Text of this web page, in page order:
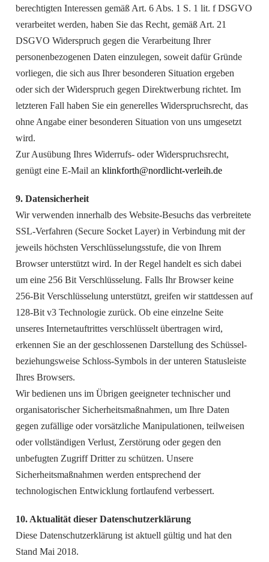
berechtigten Interessen gemäß Art. 6 Abs. 1 S. 1 lit. f DSGVO
verarbeitet werden, haben Sie das Recht, gemäß Art. 21
DSGVO Widerspruch gegen die Verarbeitung Ihrer
personenbezogenen Daten einzulegen, soweit dafür Gründe
vorliegen, die sich aus Ihrer besonderen Situation ergeben
oder sich der Widerspruch gegen Direktwerbung richtet. Im
letzteren Fall haben Sie ein generelles Widerspruchsrecht, das
ohne Angabe einer besonderen Situation von uns umgesetzt
wird.
Zur Ausübung Ihres Widerrufs- oder Widerspruchsrecht,
genügt eine E-Mail anklinkforth@nordlicht-verleih.de
9. Datensicherheit
Wir verwenden innerhalb des Website-Besuchs das verbreitete
SSL-Verfahren (Secure Socket Layer) in Verbindung mit der
jeweils höchsten Verschlüsselungsstufe, die von Ihrem
Browser unterstützt wird. In der Regel handelt es sich dabei
um eine 256 Bit Verschlüsselung. Falls Ihr Browser keine
256-Bit Verschlüsselung unterstützt, greifen wir stattdessen auf
128-Bit v3 Technologie zurück. Ob eine einzelne Seite
unseres Internetauftrittes verschlüsselt übertragen wird,
erkennen Sie an der geschlossenen Darstellung des Schüssel-
beziehungsweise Schloss-Symbols in der unteren Statusleiste
Ihres Browsers.
Wir bedienen uns im Übrigen geeigneter technischer und
organisatorischer Sicherheitsmaßnahmen, um Ihre Daten
gegen zufällige oder vorsätzliche Manipulationen, teilweisen
oder vollständigen Verlust, Zerstörung oder gegen den
unbefugten Zugriff Dritter zu schützen. Unsere
Sicherheitsmaßnahmen werden entsprechend der
technologischen Entwicklung fortlaufend verbessert.
10. Aktualität dieser Datenschutzerklärung
Diese Datenschutzerklärung ist aktuell gültig und hat den
Stand Mai 2018.